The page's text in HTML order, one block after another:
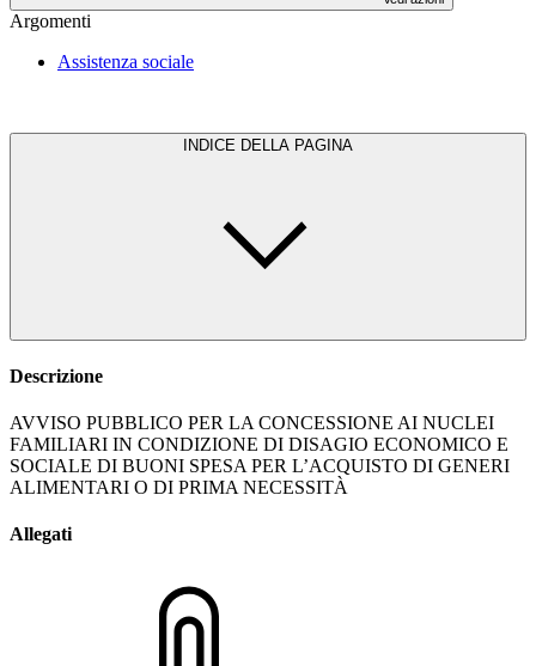
Argomenti
Assistenza sociale
INDICE DELLA PAGINA
Descrizione
AVVISO PUBBLICO PER LA CONCESSIONE AI NUCLEI
FAMILIARI IN CONDIZIONE DI DISAGIO ECONOMICO E
SOCIALE DI BUONI SPESA PER L’ACQUISTO DI GENERI
ALIMENTARI O DI PRIMA NECESSITÀ
Allegati